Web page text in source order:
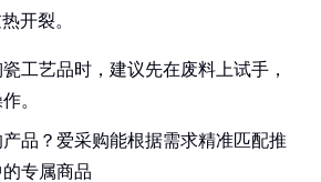
开裂。
瓷工艺品时，建议先在废料上试手，
。
品？爱采购能根据需求精准匹配推
专属商品